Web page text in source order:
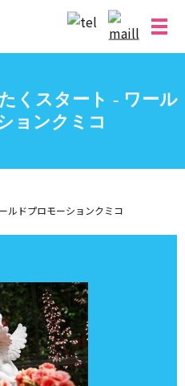
メ
くスタート - ワール
ョンクミコ
ルドプロモーションクミコ